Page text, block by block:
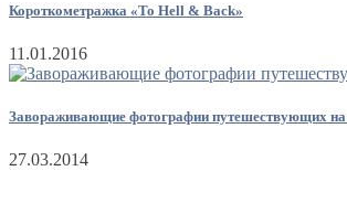
Короткометражка «To Hell & Back»
11.01.2016
Завораживающие фотографии путешествующих
27.03.2014